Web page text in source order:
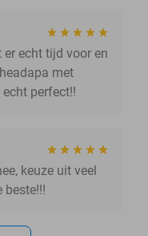
er echt tijd voor en
met
perfect!!
keuze uit veel
beste!!!